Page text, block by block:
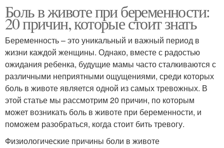
Боль в животе при беременности:
20 причин, которые стоит знать
Беременность – это уникальный и важный период в
жизни каждой женщины. Однако, вместе с радостью
ожидания ребенка, будущие мамы часто сталкиваются с
различными неприятными ощущениями, среди которых
боль в животе является одной из самых тревожных. В
этой статье мы рассмотрим 20 причин, по которым
может возникать боль в животе при беременности, и
поможем разобраться, когда стоит бить тревогу.
Физиологические причины боли в животе